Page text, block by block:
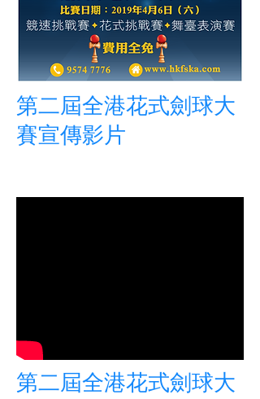
第二屆全港花式劍球大
賽宣傳影片
第二屆全港花式劍球大